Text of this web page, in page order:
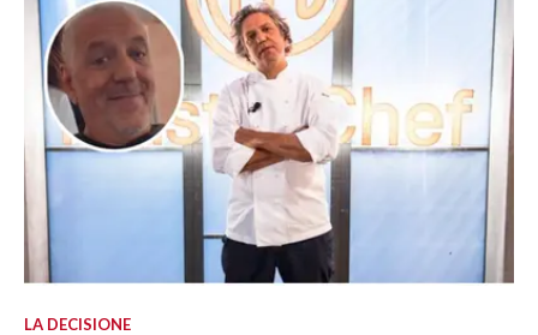
LA DECISIONE